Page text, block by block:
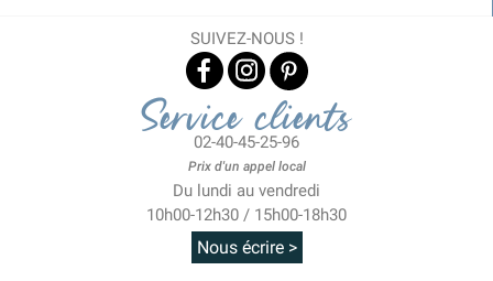
SUIVEZ-NOUS !
Service clients
02-40-45-25-96
Prix d'un appel local
Du lundi au vendredi
10h00-12h30 / 15h00-18h30
Nous écrire >